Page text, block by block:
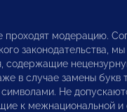
проходят модерацию.
законодательства,
содержащие
в случае замены букв
Не
к межнациональной и